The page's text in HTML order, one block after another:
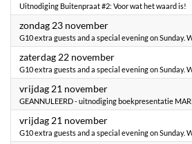
Uitnodiging Buitenpraat #2: Voor wat het waard is!
zondag 23 november2025
G10 extra guests and a special evening on Sunday.
zaterdag 22 november2025
G10 extra guests and a special evening on Sunday.
vrijdag 21 november2025
GEANNULEERD - uitnodiging boekpresentatie
vrijdag 21 november2025
G10 extra guests and a special evening on Sunday.